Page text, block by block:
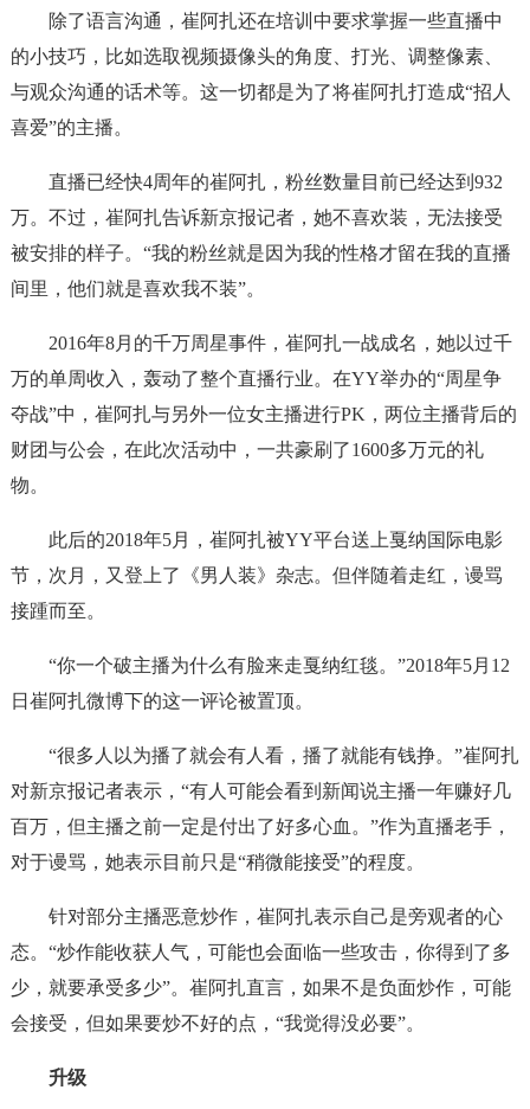
除了语言沟通，崔阿扎还在培训中要求掌握一些直播中
的小技巧，比如选取视频摄像头的角度、打光、调整像素、
与观众沟通的话术等。这一切都是为了将崔阿扎打造成“招人
喜爱”的主播。
直播已经快4周年的崔阿扎，粉丝数量目前已经达到932
万。不过，崔阿扎告诉新京报记者，她不喜欢装，无法接受
被安排的样子。“我的粉丝就是因为我的性格才留在我的直播
间里，他们就是喜欢我不装”。
2016年8月的千万周星事件，崔阿扎一战成名，她以过千
万的单周收入，轰动了整个直播行业。在YY举办的“周星争
夺战”中，崔阿扎与另外一位女主播进行PK，两位主播背后的
财团与公会，在此次活动中，一共豪刷了1600多万元的礼
物。
此后的2018年5月，崔阿扎被YY平台送上戛纳国际电影
节，次月，又登上了《男人装》杂志。但伴随着走红，谩骂
接踵而至。
“你一个破主播为什么有脸来走戛纳红毯。”2018年5月12
日崔阿扎微博下的这一评论被置顶。
“很多人以为播了就会有人看，播了就能有钱挣。”崔阿扎
对新京报记者表示，“有人可能会看到新闻说主播一年赚好几
百万，但主播之前一定是付出了好多心血。”作为直播老手，
对于谩骂，她表示目前只是“稍微能接受”的程度。
针对部分主播恶意炒作，崔阿扎表示自己是旁观者的心
态。“炒作能收获人气，可能也会面临一些攻击，你得到了多
少，就要承受多少”。崔阿扎直言，如果不是负面炒作，可能
会接受，但如果要炒不好的点，“我觉得没必要”。
升级